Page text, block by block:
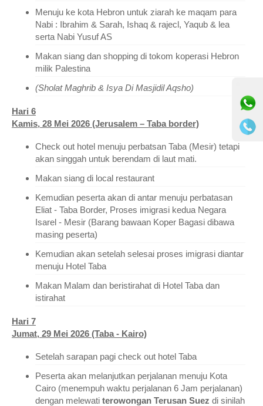
Menuju ke kota Hebron untuk ziarah ke maqam para
Nabi : Ibrahim & Sarah, Ishaq & rajecl, Yaqub & lea
serta Nabi Yusuf AS
Makan siang dan shopping di tokom koperasi Hebron
milik Palestina
(Sholat Maghrib & Isya Di Masjidil Aqsho)
Hari 6
Kamis, 28 Mei 2026 (Jerusalem – Taba border)
Check out hotel menuju perbatsan Taba (Mesir) tetapi
akan singgah untuk berendam di laut mati.
Makan siang di local restaurant
Kemudian peserta akan di antar menuju perbatasan
Eliat - Taba Border, Proses imigrasi kedua Negara
Isarel - Mesir (Barang bawaan Koper Bagasi dibawa
masing peserta)
Kemudian akan setelah selesai proses imigrasi diantar
menuju Hotel Taba
Makan Malam dan beristirahat di Hotel Taba dan
istirahat
Hari 7
Jumat, 29 Mei 2026 (Taba - Kairo)
Setelah sarapan pagi check out hotel Taba
Peserta akan melanjutkan perjalanan menuju Kota
Cairo (menempuh waktu perjalanan 6 Jam perjalanan)
dengan melewati terowongan Terusan Suez di sinilah